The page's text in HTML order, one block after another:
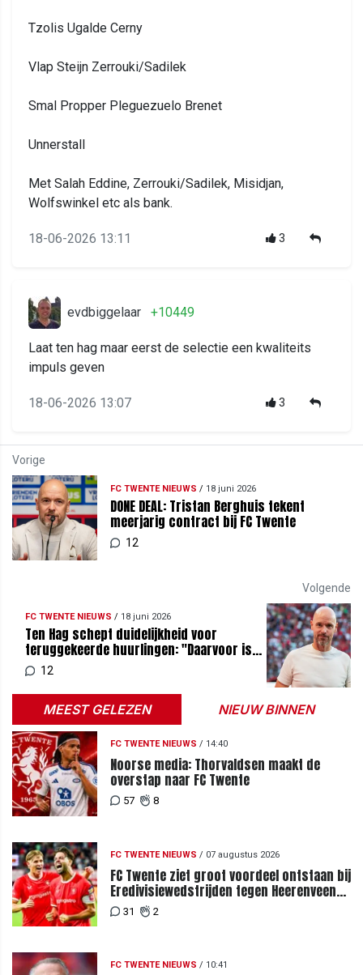
Tzolis Ugalde Cerny
Vlap Steijn Zerrouki/Sadilek
Smal Propper Pleguezuelo Brenet
Unnerstall
Met Salah Eddine, Zerrouki/Sadilek, Misidjan,
Wolfswinkel etc als bank.
18-06-2026 13:11 3
evdbiggelaar +10449
Laat ten hag maar eerst de selectie een kwaliteits
impuls geven
18-06-2026 13:07 3
Vorige
FC TWENTE NIEUWS / 18 juni 2026
DONE DEAL: Tristan Berghuis tekent
meerjarig contract bij FC Twente
12
Volgende
FC TWENTE NIEUWS / 18 juni 2026
Ten Hag schept duidelijkheid voor
teruggekeerde huurlingen: "Daarvoor is
er minder perspectief"
12
MEEST GELEZEN NIEUW BINNEN
FC TWENTE NIEUWS / 14:40
Noorse media: Thorvaldsen maakt de
overstap naar FC Twente
57 8
FC TWENTE NIEUWS / 07 augustus 2026
FC Twente ziet groot voordeel ontstaan bij
Eredivisiewedstrijden tegen Heerenveen
en PEC Zwolle
31 2
FC TWENTE NIEUWS / 10:41